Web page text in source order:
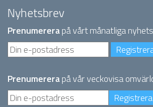
Nyhetsbrev
Prenumererapå vårt månatliga
Prenumererapå vår veckovisa